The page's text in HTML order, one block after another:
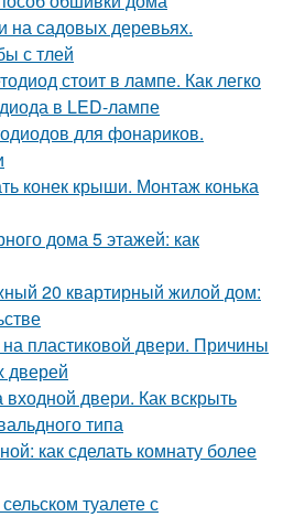
на садовых деревьях.
с тлей
стоит в лампе. Как легко
в LED-лампе
для фонариков.
конек крыши. Монтаж конька
дома 5 этажей: как
20 квартирный жилой дом:
пластиковой двери. Причины
дверей
входной двери. Как вскрыть
типа
как сделать комнату более
туалете с